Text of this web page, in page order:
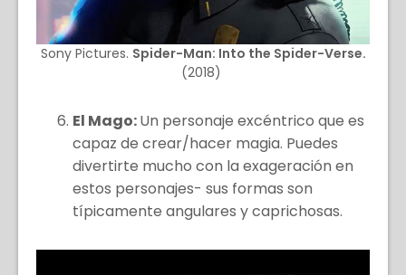
Sony Pictures. Spider-Man: Into the Spider-Verse.
(2018)
El Mago:Un personaje excéntrico que es
capaz de crear/hacer magia. Puedes
divertirte mucho con la exageración en
estos personajes- sus formas son
típicamente angulares y caprichosas.